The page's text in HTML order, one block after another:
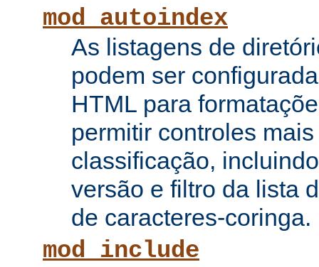
mod_autoindex
As listagens de
podem ser
HTML para
permitir controles
classificação,
versão e filtro da lista
de caracteres-coringa.
mod_include